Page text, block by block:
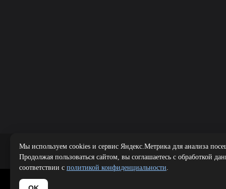
Мы используем cookies и сервис Яндекс.Метрика для анализа
Продолжая пользоваться сайтом, вы соглашаетесь с обработкой
соответствии с политикой конфиденциальности.
Public offer|